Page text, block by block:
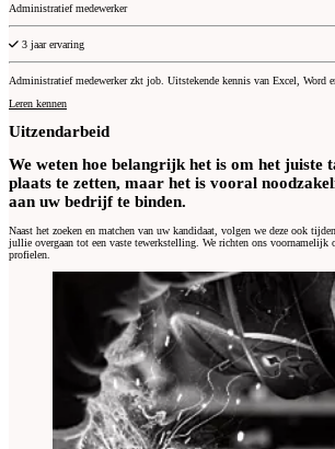
Administratief medewerker
Experience
3 jaar ervaring
Administratief medewerker zkt job. Uitstekende kennis van Excel, Word
Leren kennen
Uitzendarbeid
We weten hoe belangrijk het is om het juiste
plaats te zetten, maar het is vooral
aan uw bedrijf te binden.
Naast het zoeken en matchen van uw kandidaat, volgen we deze ook
jullie overgaan tot een vaste tewerkstelling. We richten ons voornamelijk
profielen.